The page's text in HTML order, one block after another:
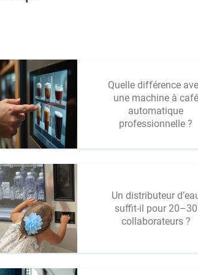
Quelle différence
une machine à café
automatique
professionnelle ?
Un distributeur
suffit-il pour 20–30
collaborateurs ?